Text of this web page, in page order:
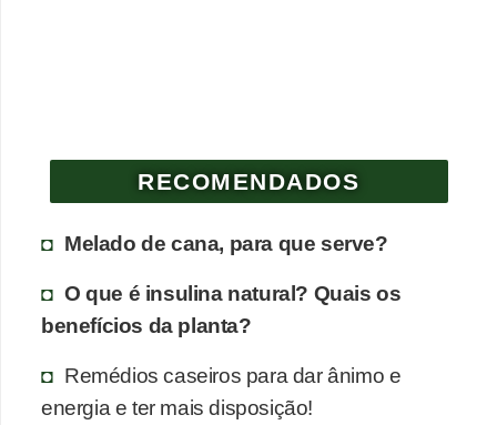
RECOMENDADOS
Melado de cana, para que serve?
O que é insulina natural? Quais os
benefícios da planta?
Remédios caseiros para dar ânimo e
energia e ter mais disposição!